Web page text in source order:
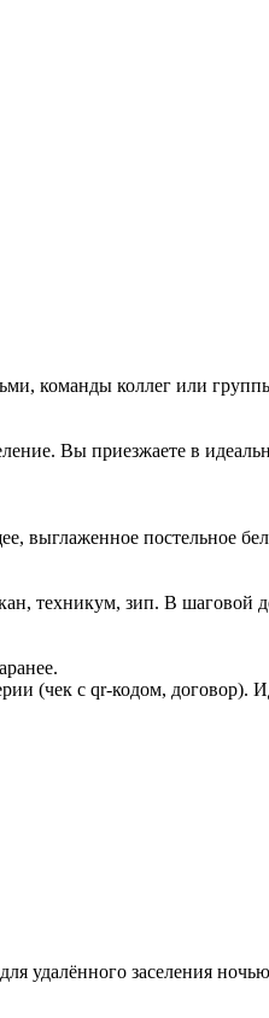
команды коллег или
Вы приeзжаете в
выглаженное постельное
техникум, зип. В шаговой
(чек с qr-кодом,
удалённого заселения